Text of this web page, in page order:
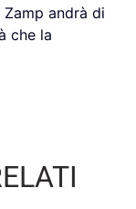
andrà di
che la